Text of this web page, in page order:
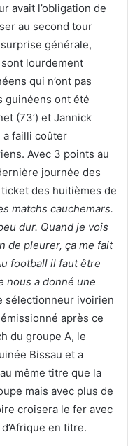
avait l’obligation de
au second tour
générale,
lourdement
qui n’ont pas
guinéens ont été
(73’) et Jannick
a failli coûter
Avec 3 points au
journée des
des huitièmes de
matchs cauchemars.
dur. Quand je vois
de pleurer, ça me fait
football il faut être
nous a donné une
sélectionneur ivoirien
après ce
du groupe A, le
Bissau et a
même titre que la
mais avec plus de
croisera le fer avec
en titre.